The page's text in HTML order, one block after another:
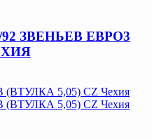
92 ЗВЕНЬЕВ ЕВРО3